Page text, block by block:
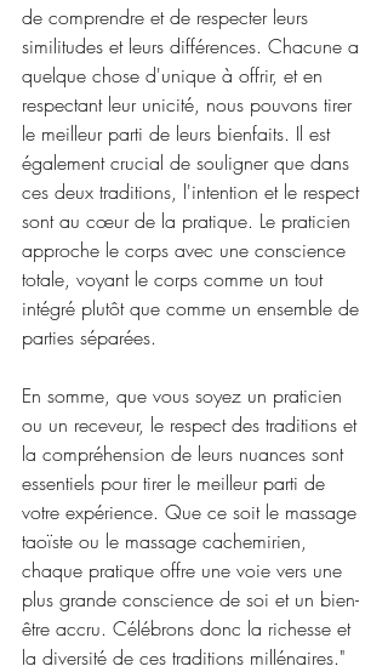
de comprendre et de respecter leurs
similitudes et leurs différences. Chacune a
quelque chose d'unique à offrir, et en
respectant leur unicité, nous pouvons tirer
le meilleur parti de leurs bienfaits. Il est
également crucial de souligner que dans
ces deux traditions, l'intention et le respect
sont au cœur de la pratique. Le praticien
approche le corps avec une conscience
totale, voyant le corps comme un tout
intégré plutôt que comme un ensemble de
parties séparées.
En somme, que vous soyez un praticien
ou un receveur, le respect des traditions et
la compréhension de leurs nuances sont
essentiels pour tirer le meilleur parti de
votre expérience. Que ce soit le massage
taoïste ou le massage cachemirien,
chaque pratique offre une voie vers une
plus grande conscience de soi et un bien-
être accru. Célébrons donc la richesse et
la diversité de ces traditions millénaires."